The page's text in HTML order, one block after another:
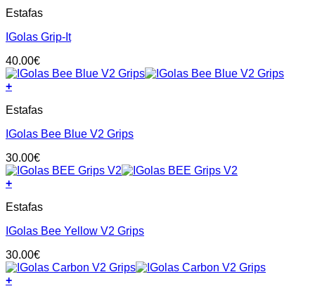
chosen
on
the
product
page
product
multiple
The
options
may
chosen
on
the
product
page
Estafas
IGolas Grip-It
40.00€
+
product
multiple
The
options
may
chosen
on
the
product
page
Estafas
IGolas Bee Blue V2 Grips
30.00€
+
product
multiple
The
options
may
Estafas
IGolas Bee Yellow V2 Grips
30.00€
+